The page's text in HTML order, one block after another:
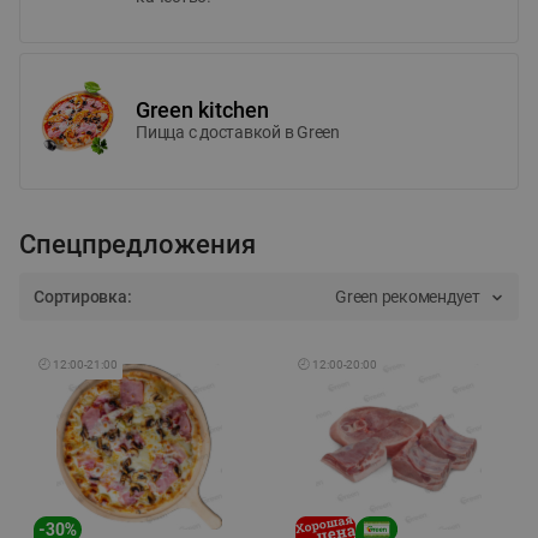
Green kitchen
Пицца c доставкой в Green
Спецпредложения
Сортировка: Green рекомендует
🕘 12:00-21:00
-30%
🕘 12:00-20:00